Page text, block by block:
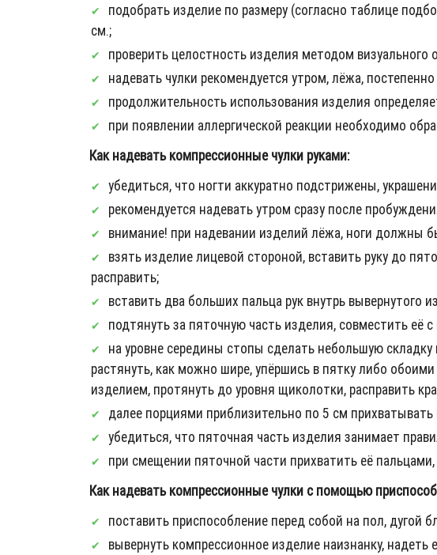
подобрать изделие по размеру (согласно таблице
см.;
проверить целостность изделия методом визуального
надевать чулки рекомендуется утром, лёжа,
продолжительность использования изделия
при появлении аллергической реакции необходимо
Как надевать компрессионные чулки руками:
убедиться, что ногти аккуратно подстрижены,
рекомендуется надевать утром сразу после
внимание! при надевании изделий лёжа, ноги должны
взять изделие лицевой стороной, вставить руку до
расправить;
вставить два больших пальца рук внутрь вывернутого
подтянуть за пяточную часть изделия, совместить её
на уровне середины стопы сделать небольшую складку
растянуть, как можно шире, упёршись в пятку либо
изделием, протянуть до уровня щиколотки, расправить
далее порциями приблизительно по 5 см
убедиться, что пяточная часть изделия занимает
при смещении пяточной части прихватить её
Как надевать компрессионные чулки с помощью
поставить приспособление перед собой на пол, дугой
вывернуть компрессионное изделие наизнанку,